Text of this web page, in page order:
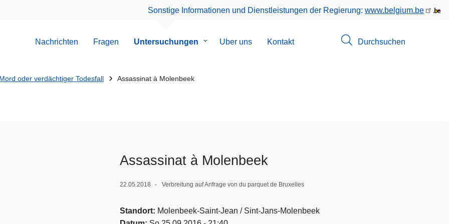
Sonstige Informationen und Dienstleistungen der Regierung: www.belgium.be
Nachrichten Fragen Untersuchungen
Untermenü
Uber uns Kontakt Durchsuchen
Mord oder verdächtiger Todesfall Assassinat à Molenbeek
Assassinat à Molenbeek
22.05.2018 Verbreitung auf Anfrage von du parquet de Bruxelles
Standort
Molenbeek-Saint-Jean / Sint-Jans-Molenbeek